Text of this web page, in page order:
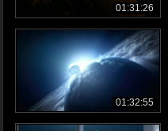
01:31:26
01:32:55